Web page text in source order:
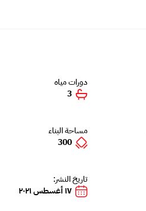
دورات مياه
3
مساحة البناء
300
تاريخ النشر:
١٧ أغسطس ٢٠٢١